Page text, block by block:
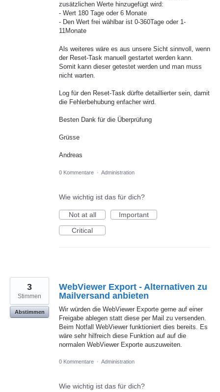
zusätzlichen Werte hinzugefügt wird:
- Wert 180 Tage oder 6 Monate
- Den Wert frei wählbar ist 0-360Tage oder 1-
11Monate
Als weiteres wäre es aus unsere Sicht sinnvoll, wenn
der Reset-Task manuell gestartet werden kann.
Somit kann dieser getestet werden und man muss
nicht warten.
Log für den Reset-Task dürfte detaillierter sein, damit
die Fehlerbehubung enfacher wird.
Besten Dank für die Überprüfung
Grüsse
Andreas
0 Kommentare · Administration
Wie wichtig ist das für dich?
Not at all
Important
Critical
WebViewer Export - Alternativen zu
Mailversand anbieten
Wir würden die WebViewer Exporte gerne auf einer
Freigabe ablegen statt diese per Mail zu versenden.
Beim Notfall WebViewer funktioniert dies bereits. Es
wäre sehr hilfreich diese Funktion auf auf die
normalen WebViewer Exporte auszuweiten.
3
Stimmen
Abstimmen
0 Kommentare · Administration
Wie wichtig ist das für dich?